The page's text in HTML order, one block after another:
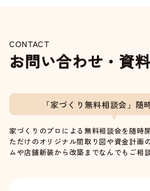
CONTACT
お問い合わせ・資
「家づくり無料相談会」随
家づくりのプロによる無料相談会を随時
ただけのオリジナル間取り図や資金計画
ムや店舗新装から改築までなんでもご相